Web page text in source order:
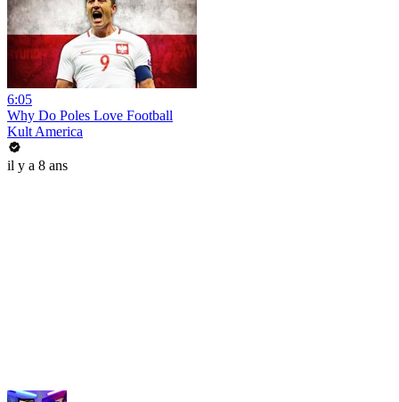
6:05
Why Do Poles Love Football
Kult America
il y a 8 ans